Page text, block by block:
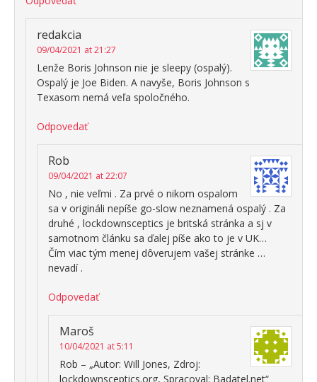
redakcia
09/04/2021 at 21:27
Lenže Boris Johnson nie je sleepy (ospalý).
Ospalý je Joe Biden. A navyše, Boris Johnson s
Texasom nemá veľa spoločného.
Odpovedať
Rob
09/04/2021 at 22:07
No , nie veľmi . Za prvé o nikom ospalom
sa v origináli nepíše go-slow neznamená ospalý . Za
druhé , lockdownsceptics je britská stránka a sj v
samotnom článku sa ďalej píše ako to je v UK…
Čím viac tým menej dôverujem vašej stránke …
nevadí .
Odpovedať
Maroš
10/04/2021 at 5:11
Rob – „Autor: Will Jones, Zdroj:
lockdownsceptics.org, Spracoval: Badatel.net“